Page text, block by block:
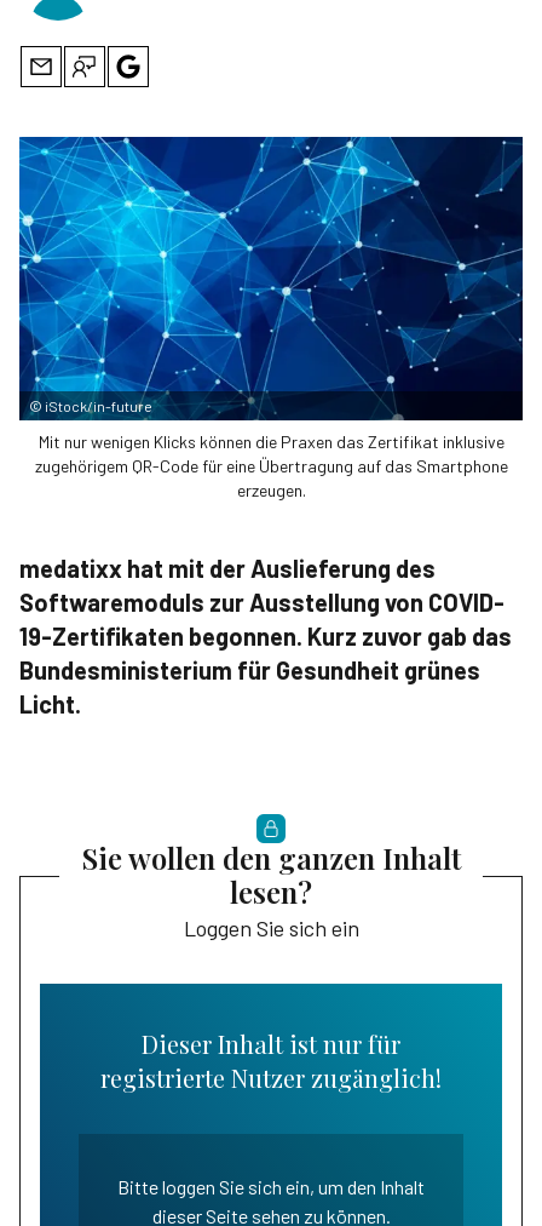
© iStock/in-future
Mit nur wenigen Klicks können die Praxen das Zertifikat inklusive
zugehörigem QR-Code für eine Übertragung auf das Smartphone
erzeugen.
medatixx hat mit der Auslieferung des
Softwaremoduls zur Ausstellung von COVID-
19-Zertifikaten begonnen. Kurz zuvor gab das
Bundesministerium für Gesundheit grünes
Licht.
Sie wollen den ganzen Inhalt
lesen?
Loggen Sie sich ein
Dieser Inhalt ist nur für
registrierte Nutzer zugänglich!
Bitte loggen Sie sich ein, um den Inhalt
dieser Seite sehen zu können.